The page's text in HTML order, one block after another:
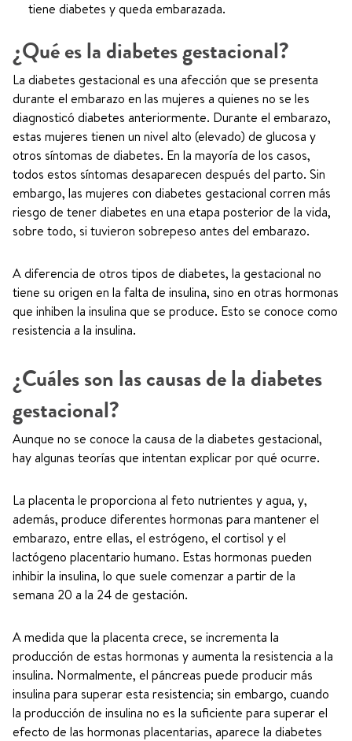
tiene diabetes y queda embarazada.
¿Qué es la diabetes gestacional?
La diabetes gestacional es una afección que se presenta
durante el embarazo en las mujeres a quienes no se les
diagnosticó diabetes anteriormente. Durante el embarazo,
estas mujeres tienen un nivel alto (elevado) de glucosa y
otros síntomas de diabetes. En la mayoría de los casos,
todos estos síntomas desaparecen después del parto. Sin
embargo, las mujeres con diabetes gestacional corren más
riesgo de tener diabetes en una etapa posterior de la vida,
sobre todo, si tuvieron sobrepeso antes del embarazo.
A diferencia de otros tipos de diabetes, la gestacional no
tiene su origen en la falta de insulina, sino en otras hormonas
que inhiben la insulina que se produce. Esto se conoce como
resistencia a la insulina.
¿Cuáles son las causas de la diabetes
gestacional?
Aunque no se conoce la causa de la diabetes gestacional,
hay algunas teorías que intentan explicar por qué ocurre.
La placenta le proporciona al feto nutrientes y agua, y,
además, produce diferentes hormonas para mantener el
embarazo, entre ellas, el estrógeno, el cortisol y el
lactógeno placentario humano. Estas hormonas pueden
inhibir la insulina, lo que suele comenzar a partir de la
semana 20 a la 24 de gestación.
A medida que la placenta crece, se incrementa la
producción de estas hormonas y aumenta la resistencia a la
insulina. Normalmente, el páncreas puede producir más
insulina para superar esta resistencia; sin embargo, cuando
la producción de insulina no es la suficiente para superar el
efecto de las hormonas placentarias, aparece la diabetes